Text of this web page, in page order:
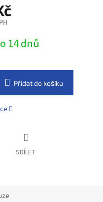
14 dnů
Přidat do košíku
SDÍLET